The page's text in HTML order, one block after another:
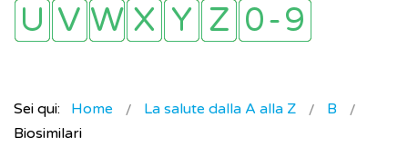
Sei qui: Home La salute dalla A alla Z
B
Biosimilari